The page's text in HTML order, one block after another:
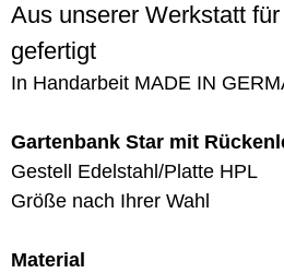
Aus unserer Werkstatt
gefertigt
In Handarbeit MADE IN
Gartenbank Star mit
Gestell Edelstahl/Platte HPL
Größe nach Ihrer Wahl
Material